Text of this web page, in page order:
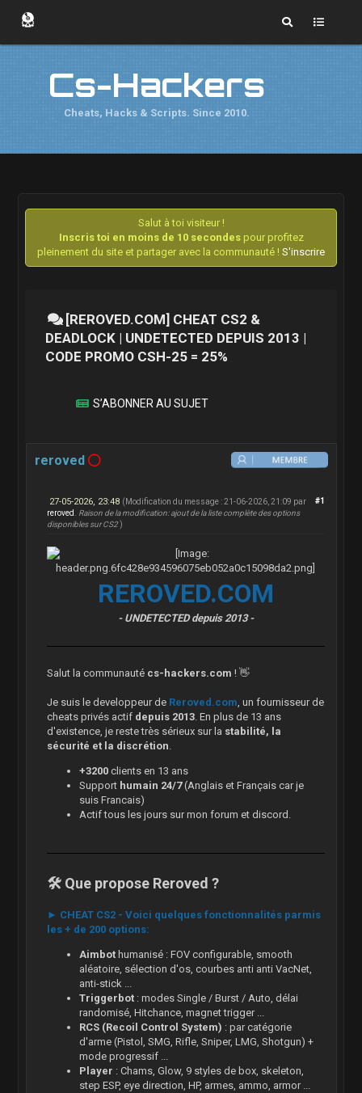
Cs-Hackers
Cheats, Hacks & Scripts. Since 2010.
Salut à toi visiteur !
Inscris toi en moins de 10 secondespour profitez
pleinement du site et partager avec la communauté ! S'inscrire
[REROVED.COM] CHEAT CS2 &
DEADLOCK | UNDETECTED DEPUIS 2013 |
CODE PROMO CSH-25 = 25%
S’ABONNER AU SUJET
reroved
#1
27-05-2026, 23:48 (Modification du message : 21-06-2026, 21:09 par
reroved
Raison de la modification: ajout de la liste complète des options
disponibles sur CS2 )
REROVED.COM
- UNDETECTED depuis 2013 -
Salut la communauté cs-hackers.com ! 👋
Je suis le developpeur de Reroved.com, un fournisseur de
cheats privés actif depuis 2013. En plus de 13 ans
d'existence, je reste très sérieux sur la stabilité, la
sécurité et la discrétion.
+3200 clients en 13 ans
Support humain 24/7(Anglais et Français car je
suis Francais)
Actif tous les jours sur mon forum et discord.
🛠️ Que propose Reroved ?
► CHEAT CS2 - Voici quelques fonctionnalités parmis
les + de 200 options:
Aimbothumanisé : FOV configurable, smooth
aléatoire, sélection d'os, courbes anti anti VacNet,
anti-stick ...
Triggerbot: modes Single / Burst / Auto, délai
randomisé, Hitchance, magnet trigger ...
RCS (Recoil Control System) : par catégorie
d'arme (Pistol, SMG, Rifle, Sniper, LMG, Shotgun) +
mode progressif ...
Player : Chams, Glow, 9 styles de box, skeleton,
step ESP, eye direction, HP, armes, ammo, armor ...